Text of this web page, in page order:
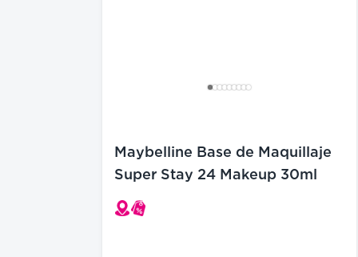
Maybelline Base de Maquillaje
Super Stay 24 Makeup 30ml